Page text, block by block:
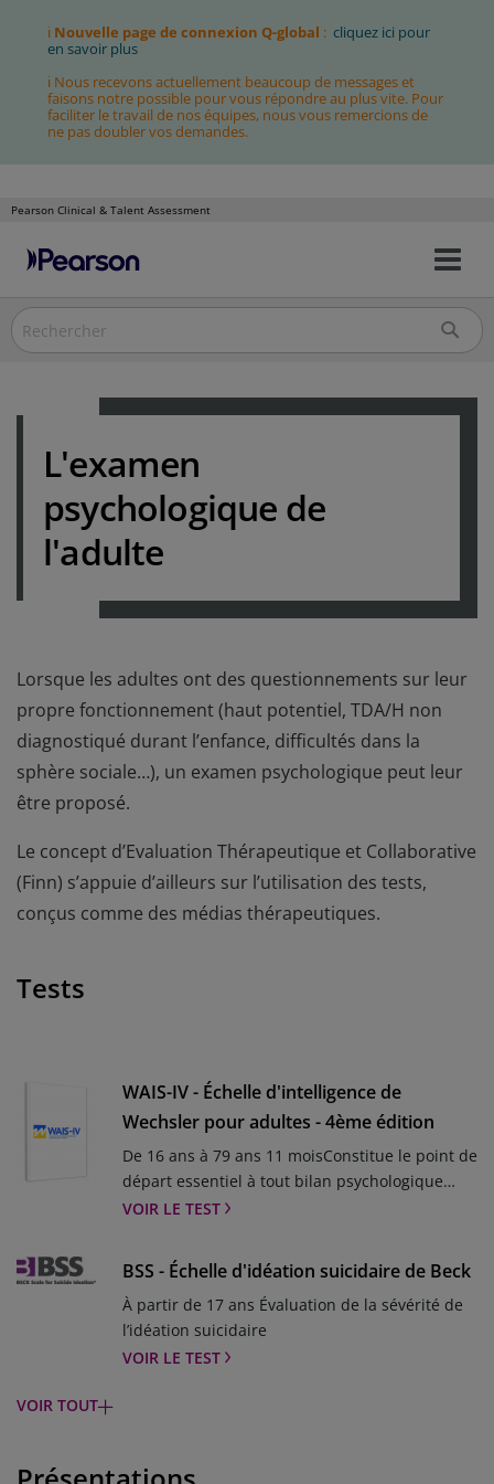
ℹ Nouvelle page de connexion Q-global : cliquez ici pour
en savoir plus
ℹ Nous recevons actuellement beaucoup de messages et
faisons notre possible pour vous répondre au plus vite. Pour
faciliter le travail de nos équipes, nous vous remercions de
ne pas doubler vos demandes.
Pearson Clinical & Talent Assessment
Allez
contenu
L'examen
psychologique de
l'adulte
Lorsque les adultes ont des questionnements sur leur
propre fonctionnement (haut potentiel, TDA/H non
diagnostiqué durant l’enfance, difficultés dans la
sphère sociale…), un examen psychologique peut leur
être proposé.
Le concept d’Evaluation Thérapeutique et Collaborative
(Finn) s’appuie d’ailleurs sur l’utilisation des tests,
conçus comme des médias thérapeutiques.
Tests
WAIS-IV - Échelle d'intelligence de
Wechsler pour adultes - 4ème édition
De 16 ans à 79 ans 11 moisConstitue le point de
départ essentiel à tout bilan psychologique
completLa WAIS-5 arrive en 2026 : la batterie de
exigences cliniques d’aujourd’huiDepuis plus
de 60 ans, la WAIS constitue la batterie de
référence pour l’évaluation des capacités
cognitives de l’adulte. Avec la WAIS-5, cet outil
indispensable évolue pour s’adapter aux
VOIR LE TEST
BSS - Échelle d'idéation suicidaire de Beck
À partir de 17 ans Évaluation de la sévérité de
l’idéation suicidaire
VOIR LE TEST
désespoir pour repérer l’intention suicidaire
VOIR TOUT